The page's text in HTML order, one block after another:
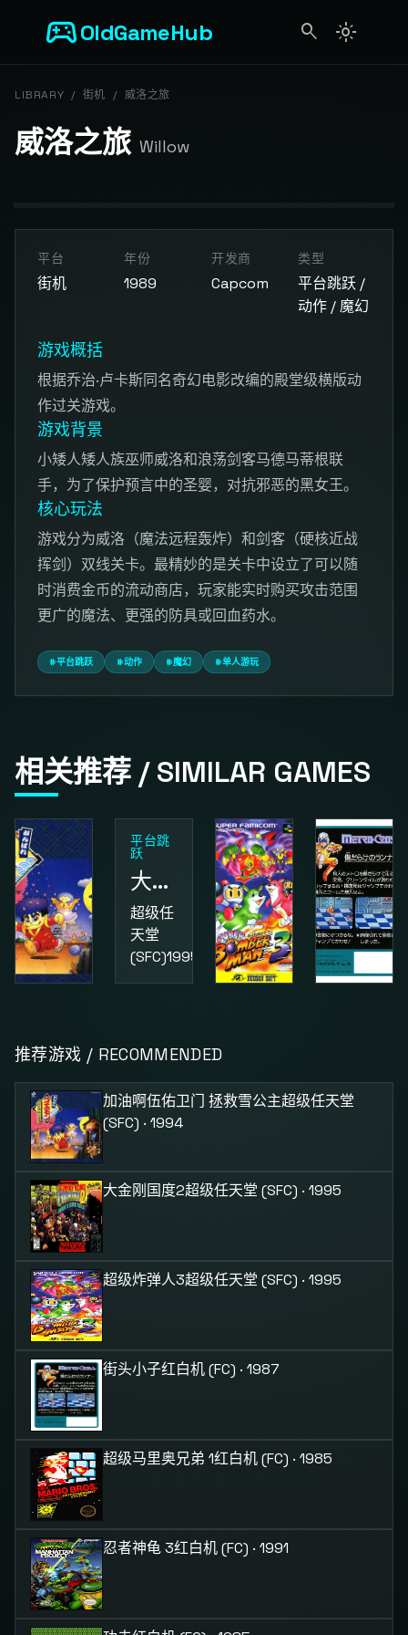
sports_esportsOldGameHub search light_mode
LIBRARY / 街机 / 威洛之旅
威洛之旅 Willow
开始游戏
点击按钮加载游戏模拟器
平台
街机
年份
1989
开发商
Capcom
类型
平台跳跃 /
动作 / 魔幻
游戏概括
根据乔治·卢卡斯同名奇幻电影改编的殿堂级横版动
作过关游戏。
游戏背景
小矮人矮人族巫师威洛和浪荡剑客马德马蒂根联
手，为了保护预言中的圣婴，对抗邪恶的黑女王。
核心玩法
游戏分为威洛（魔法远程轰炸）和剑客（硬核近战
挥剑）双线关卡。最精妙的是关卡中设立了可以随
时消费金币的流动商店，玩家能实时购买攻击范围
更广的魔法、更强的防具或回血药水。
#平台跳跃 #动作 #魔幻 #单人游玩
相关推荐 / SIMILAR GAMES
超级任
天堂
(SFC)1994
平台跳
跃
大金刚国度2
超级任
天堂
(SFC)1995
天堂
(SFC)1995
(FC)1987
推荐游戏 / RECOMMENDED
加油啊伍佑卫门 拯救雪公主超级任天堂
(SFC) · 1994
大金刚国度2超级任天堂 (SFC) · 1995
超级炸弹人3超级任天堂 (SFC) · 1995
街头小子红白机 (FC) · 1987
超级马里奥兄弟 1红白机 (FC) · 1985
忍者神龟 3红白机 (FC) · 1991